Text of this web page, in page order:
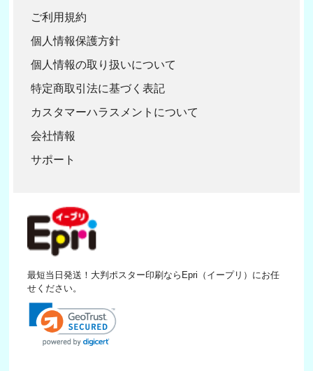
ご利用規約
個人情報保護方針
個人情報の取り扱いについて
特定商取引法に基づく表記
カスタマーハラスメントについて
会社情報
サポート
最短当日発送！大判ポスター印刷ならEpri（イープリ）にお任
せください。